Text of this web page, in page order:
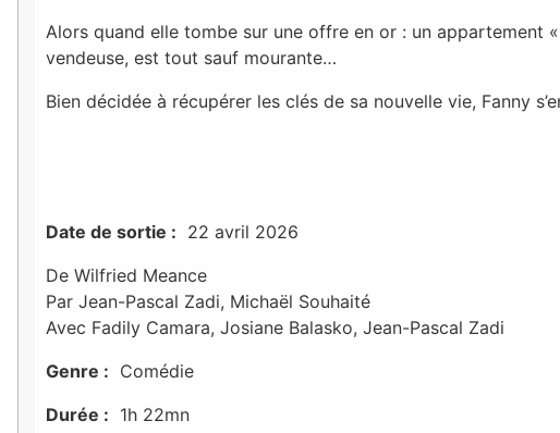
Alors quand elle tombe sur une offre en or : un appartement
vendeuse, est tout sauf mourante…
Bien décidée à récupérer les clés de sa nouvelle vie, Fanny
Date de sortie : 22 avril 2026
De Wilfried Meance
Par Jean-Pascal Zadi, Michaël Souhaité
Avec Fadily Camara, Josiane Balasko, Jean-Pascal Zadi
Genre : Comédie
Durée : 1h 22mn